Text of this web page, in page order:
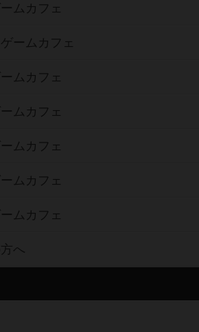
ムカフェ
ームカフェ
ムカフェ
ムカフェ
ムカフェ
ムカフェ
ムカフェ
へ